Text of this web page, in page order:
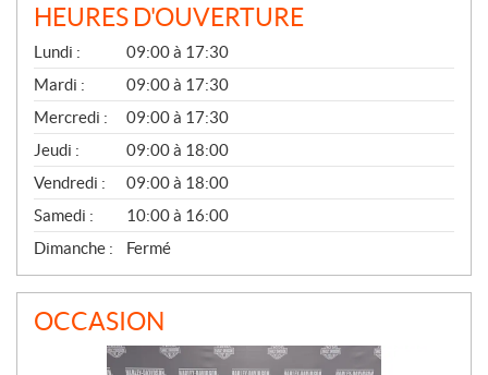
HEURES D'OUVERTURE
G
É
N
É
R
A
L
Lundi :
09:00 à 17:30
Mardi :
09:00 à 17:30
Mercredi :
09:00 à 17:30
Jeudi :
09:00 à 18:00
Vendredi :
09:00 à 18:00
Samedi :
10:00 à 16:00
Dimanche :
Fermé
OCCASION